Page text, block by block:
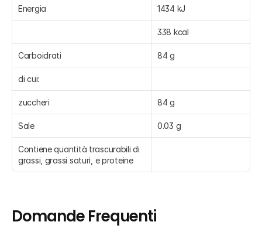
Energia 1434 kJ
338 kcal
Carboidrati 84 g
di cui:
zuccheri 84 g
Sale 0.03 g
Contiene quantità trascurabili di
grassi, grassi saturi, e proteine
Domande Frequenti